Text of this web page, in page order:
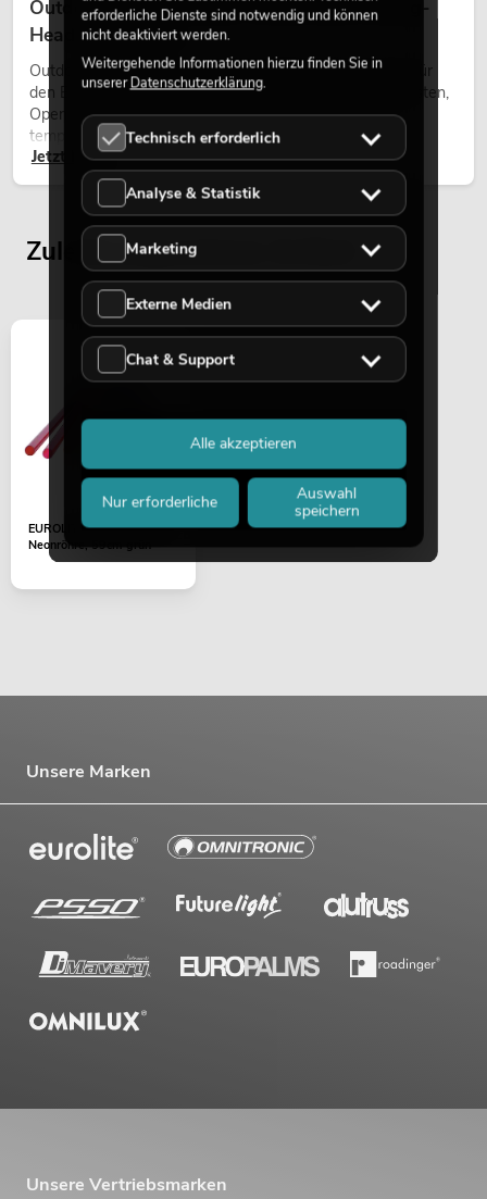
Outdoor Moving-Heads: Wetterfeste Moving-
Heads bei Events
Outdoor Moving-Heads sind bewegliche Scheinwerfer für
den Einsatz im Freien. Sie werden bei Festivals, Stadtfesten,
Open-Air-Konzerten, Architekturinszenierungen und
temporären Außeninstallationen eingesetzt.
Jetzt lesen
Zuletzt angesehene Artikel
EUROLITE Farbrohr für T8
Neonröhre, 59cm grün
Unsere Marken
Unsere Vertriebsmarken
erforderliche Dienste sind notwendig und können
nicht deaktiviert werden.
Weitergehende Informationen hierzu finden Sie in
unsererDatenschutzerklärung.
Technisch erforderlich
Analyse & Statistik
Marketing
Externe Medien
Chat & Support
Nur erforderliche
Auswahl
speichern
Alle akzeptieren